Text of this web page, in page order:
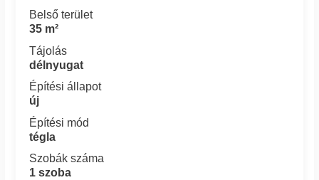
Belső terület
35 m²
Tájolás
délnyugat
Építési állapot
új
Építési mód
tégla
Szobák száma
1 szoba